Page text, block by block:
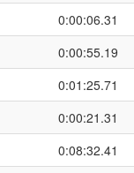
0:00:06.31
0:00:55.19
0:01:25.71
0:00:21.31
0:08:32.41